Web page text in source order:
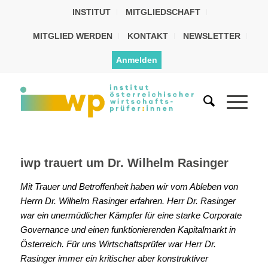
INSTITUT MITGLIEDSCHAFT
MITGLIED WERDEN KONTAKT NEWSLETTER
Anmelden
iwp trauert um Dr. Wilhelm Rasinger
Mit Trauer und Betroffenheit haben wir vom Ableben von
Herrn Dr. Wilhelm Rasinger erfahren. Herr Dr. Rasinger
war ein unermüdlicher Kämpfer für eine starke Corporate
Governance und einen funktionierenden Kapitalmarkt in
Österreich. Für uns Wirtschaftsprüfer war Herr Dr.
Rasinger immer ein kritischer aber konstruktiver